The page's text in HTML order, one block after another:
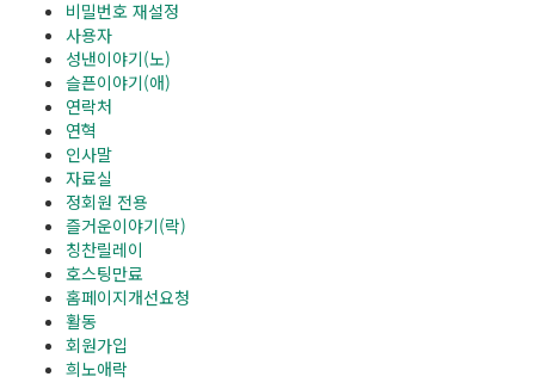
비밀번호 재설정
사용자
성낸이야기(노)
슬픈이야기(애)
연락처
연혁
인사말
자료실
정회원 전용
즐거운이야기(락)
칭찬릴레이
호스팅만료
홈페이지개선요청
활동
회원가입
희노애락